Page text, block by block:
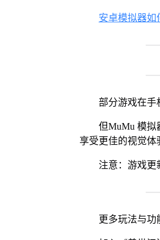
安卓模拟器如
部分游戏在手
但MuMu 模拟
享受更佳的视觉体
注意：游戏更
更多玩法与功